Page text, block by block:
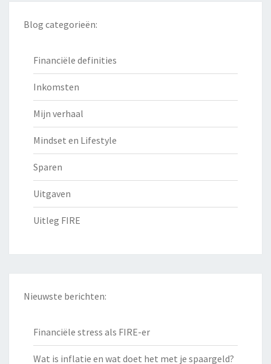
Blog categorieën:
Financiële definities
Inkomsten
Mijn verhaal
Mindset en Lifestyle
Sparen
Uitgaven
Uitleg FIRE
Nieuwste berichten:
Financiële stress als FIRE-er
Wat is inflatie en wat doet het met je spaargeld?